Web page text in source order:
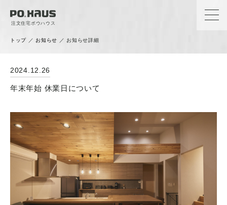
注文住宅ポウハウス
トップ ／ お知らせ ／ お知らせ詳細
News
お知らせ
2024.12.26
年末年始 休業日について